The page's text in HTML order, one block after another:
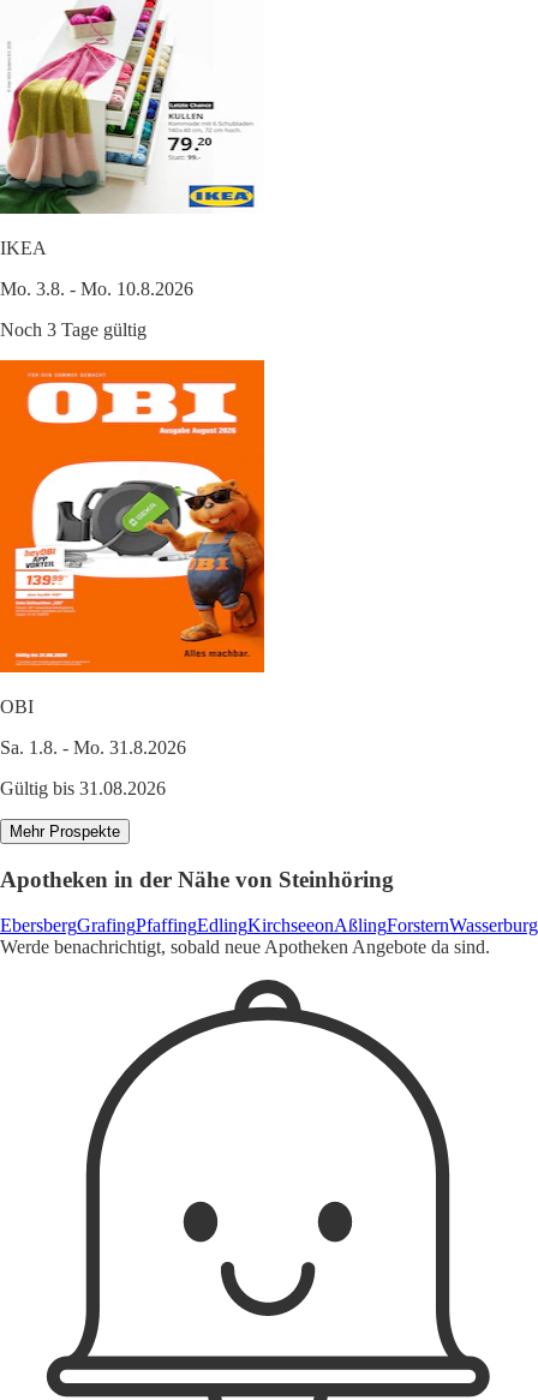
IKEA
Mo. 3.8. - Mo. 10.8.2026
Noch 3 Tage gültig
OBI
Sa. 1.8. - Mo. 31.8.2026
Gültig bis 31.08.2026
Mehr Prospekte
Apotheken in der Nähe von Steinhöring
EbersbergGrafingPfaffingEdlingKirchseeonAßlingForsternWasserburg
Werde benachrichtigt, sobald neue Apotheken Angebote da sind.